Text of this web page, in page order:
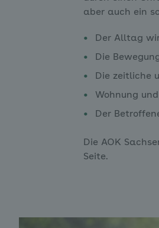
aber auch ein
Der Alltag
Die
Die zeitliche
Wohnung
Der
Die AOK
Seite.